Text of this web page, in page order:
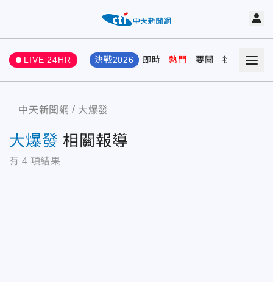
LIVE 24HR 決戰2026 即時 熱門 要聞 社會 娛樂
中天新聞網 大爆發
大爆發 相關報導
有 4 項結果